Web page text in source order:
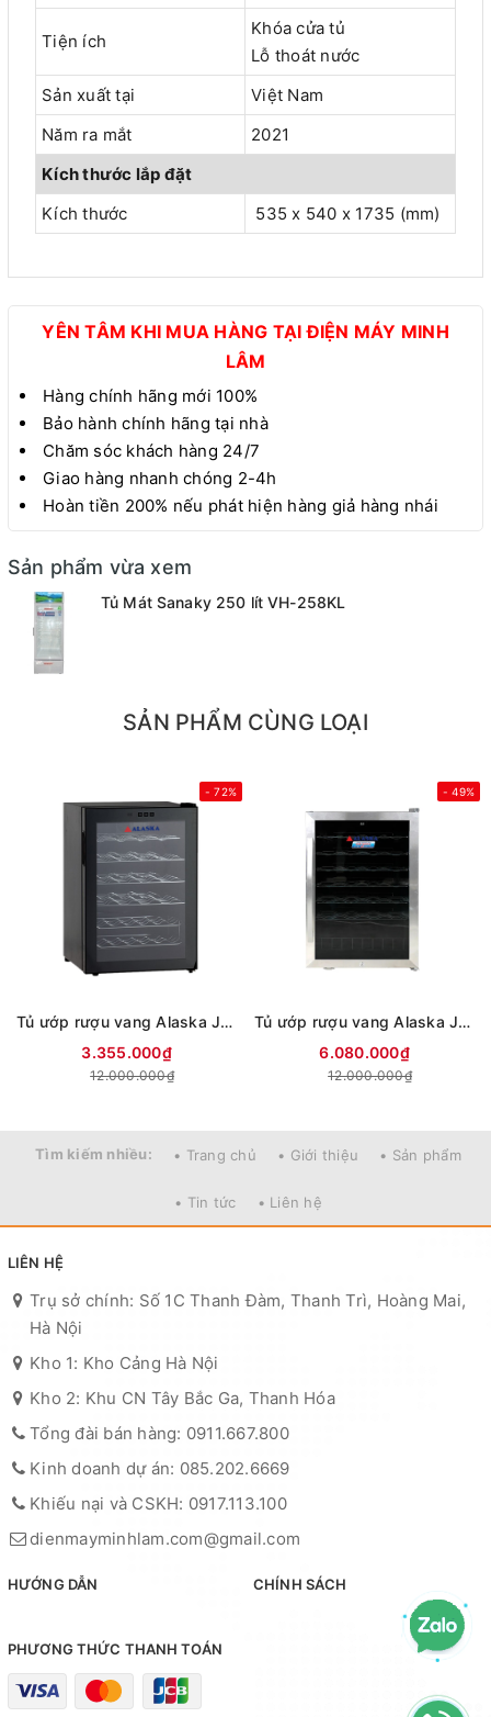
Tiện ích
Khóa cửa tủ
Lỗ thoát nước
Sản xuất tại
Việt Nam
Năm ra mắt
2021
Kích thước lắp đặt
Kích thước
535 x 540 x 1735 (mm)
YÊN TÂM KHI MUA HÀNG TẠI ĐIỆN MÁY MINH
LÂM
Hàng chính hãng mới 100%
Bảo hành chính hãng tại nhà
Chăm sóc khách hàng 24/7
Giao hàng nhanh chóng 2-4h
Hoàn tiền 200% nếu phát hiện hàng giả hàng nhái
Sản phẩm vừa xem
Tủ Mát Sanaky 250 lít VH-258KL
SẢN PHẨM CÙNG LOẠI
- 72%
Tủ ướp rượu vang Alaska JC-28S
3.355.000₫
12.000.000₫
- 49%
Tủ ướp rượu vang Alaska JC-48
6.080.000₫
12.000.000₫
Tìm kiếm nhiều: • Trang chủ • Giới thiệu • Sản phẩm
• Tin tức • Liên hệ
LIÊN HỆ
Trụ sở chính: Số 1C Thanh Đàm, Thanh Trì, Hoàng Mai,
Hà Nội
Kho 1: Kho Cảng Hà Nội
Kho 2: Khu CN Tây Bắc Ga, Thanh Hóa
Tổng đài bán hàng: 0911.667.800
Kinh doanh dự án: 085.202.6669
Khiếu nại và CSKH: 0917.113.100
dienmayminhlam.com@gmail.com
HƯỚNG DẪN CHÍNH SÁCH
PHƯƠNG THỨC THANH TOÁN